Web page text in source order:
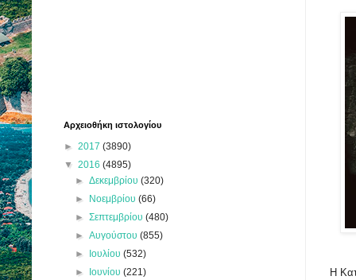
Η
Αρχειοθήκη ιστολογίου
► 2017 (3890)
▼ 2016 (4895)
►Δεκεμβρίου(320)
► Νοεμβρίου(66)
►Σεπτεμβρίου(480)
►Αυγούστου(855)
► Ιουλίου(532)
► Ιουνίου(221)